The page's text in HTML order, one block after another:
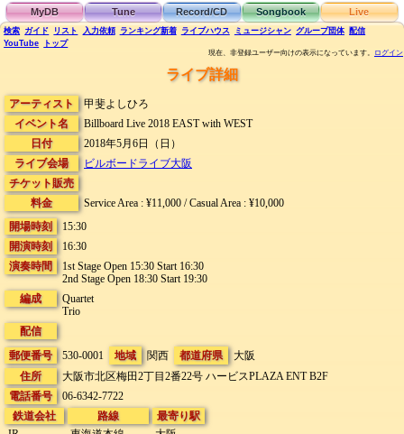
MyDB Tune Record/CD Songbook Live
検索 ガイド リスト 入力依頼 ランキング新着 ライブハウス ミュージシャン グループ団体 配信
YouTube
トップ
現在、非登録ユーザー向けの表示になっています。 ログイン
ライブ詳細
アーティスト
甲斐よしひろ
イベント名
Billboard Live 2018 EAST with WEST
日付
2018年5月6日（日）
ライブ会場
ビルボードライブ大阪
チケット販売
料金
Service Area : ¥11,000 / Casual Area : ¥10,000
開場時刻
15:30
開演時刻
16:30
演奏時間
1st Stage Open 15:30 Start 16:30
2nd Stage Open 18:30 Start 19:30
編成
Quartet
Trio
配信
郵便番号
530-0001 地域 関西 都道府県
大阪
住所
大阪市北区梅田2丁目2番22号 ハービスPLAZA ENT B2F
電話番号
06-6342-7722
鉄道会社
路線
最寄り駅